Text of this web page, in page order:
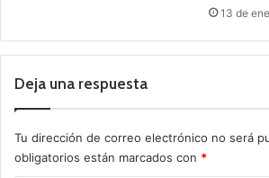
13 de
Deja una respuesta
Tu dirección de correo electrónico no será
obligatorios están marcados con *